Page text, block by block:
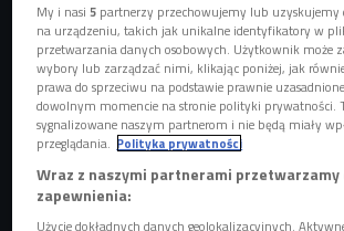
Czy już czas, by pożegnać online? Foto: Shutterstock/
Już w 2024 roku mówiono, że rok 2025
powrotu do społeczności lokalnych.
technologią, rośnie nasz brak zaufania do
sposobów, żeby spędzać więcej czasu
technologią, slow tech - zjawisko
cyfrowego rośnie w siłę.
My i nasi5 partnerzy przechowujemy lub uzyskujemy
na urządzeniu, takich jak unikalne identyfikatory w
przetwarzania danych osobowych. Użytkownik może
wybory lub zarządzać nimi, klikając poniżej, jak
prawa do sprzeciwu na podstawie prawnie
dowolnym momencie na stronie polityki prywatności.
sygnalizowane naszym partnerom i nie będą miały
przeglądania. Polityka prywatności
Wraz z naszymi partnerami przetwarzamy
zapewnienia:
Użycie dokładnych danych geolokalizacyjnych.